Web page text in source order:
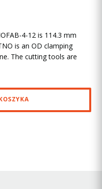
4-12 is 114.3 mm
is an OD clamping
The cutting tools are